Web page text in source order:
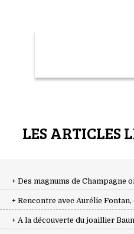
LES ARTICLES
+ Des magnums de Champagne
+ Rencontre avec Aurélie Fontan,
+ A la découverte du joaillier